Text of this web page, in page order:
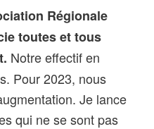
Régionale
toutes et tous
Notre effectif en
Pour 2023, nous
Je lance
qui ne se sont pas